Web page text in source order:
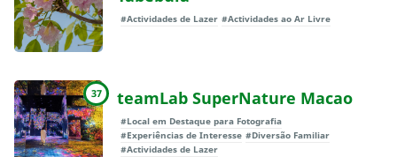
#Actividades de Lazer #Actividades ao Ar Livre
37 teamLab SuperNature Macao
#Local em Destaque para Fotografia
#Experiências de Interesse #Diversão Familiar
#Actividades de Lazer